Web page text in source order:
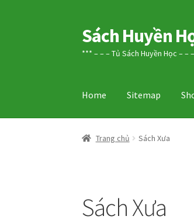
Đi
đến
Chuyển
đến
Sách Huyền
*** – – – Tủ Sách Huyền Học – –
Home Sitemap
Trang chủ Sách Xưa
Sách Xưa